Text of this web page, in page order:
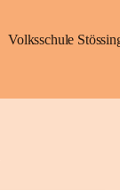
Volksschule